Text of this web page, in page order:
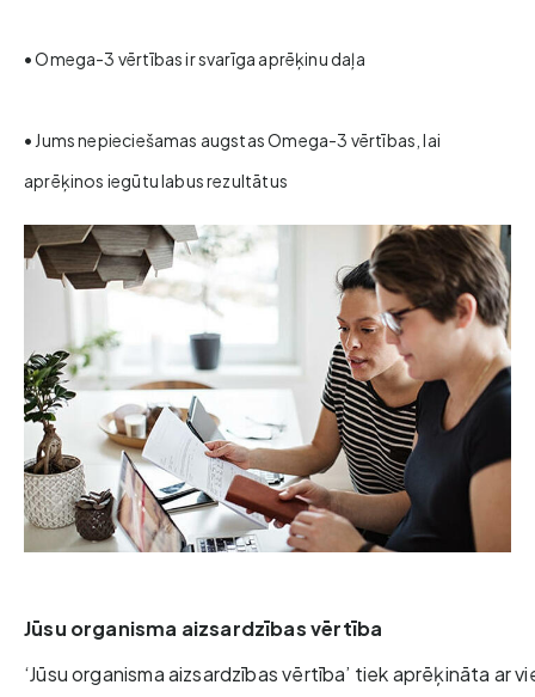
• Omega-3 vērtības ir svarīga aprēķinu daļa
• Jums nepieciešamas augstas Omega-3 vērtības, lai
aprēķinos iegūtu labus rezultātus
Jūsu organisma aizsardzības vērtība
‘Jūsu organisma aizsardzības vērtība’ tiek aprēķināta ar